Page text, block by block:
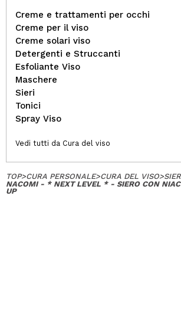
Creme e trattamenti per occhi
Creme per il viso
Creme solari viso
Detergenti e Struccanti
Esfoliante Viso
Maschere
Sieri
Tonici
Spray Viso
Vedi tutti da Cura del viso
TOP>CURA PERSONALE>CURA DEL VISO>
NACOMI - * NEXT LEVEL * - SIERO CON
UP